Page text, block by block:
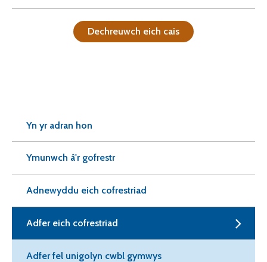
Dechreuwch eich cais
Yn yr adran hon
Ymunwch â'r gofrestr
Adnewyddu eich cofrestriad
Adfer eich cofrestriad
Adfer fel unigolyn cwbl gymwys